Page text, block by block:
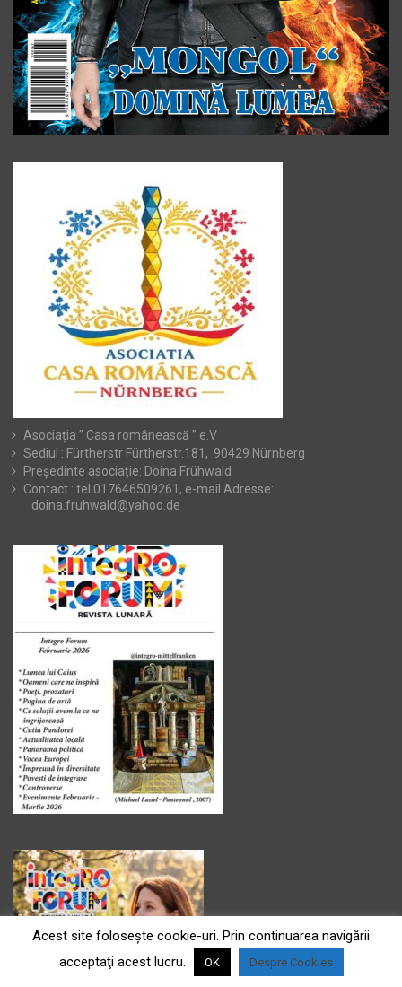
Asociația ” Casa românească ” e.V
Sediul : Fürtherstr Fürtherstr.181, 90429 Nürnberg
Președinte asociație: Doina Frühwald
Contact : tel.017646509261, e-mail Adresse:
doina.fruhwald@yahoo.de
Acest site foloseşte cookie-uri. Prin continuarea navigării
acceptaţi acest lucru.
OK Despre Cookies